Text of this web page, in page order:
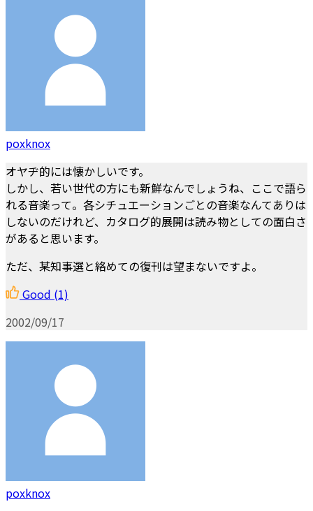
poxknox
オヤヂ的には懐かしいです。
しかし、若い世代の方にも新鮮なんでしょうね、ここで語ら
れる音楽って。各シチュエーションごとの音楽なんてありは
しないのだけれど、カタログ的展開は読み物としての面白さ
があると思います。
ただ、某知事選と絡めての復刊は望まないですよ。
Good (1)
2002/09/17
poxknox